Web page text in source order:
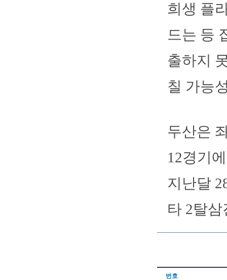
희생 플
드는 등
출하지
칠 가능
두산은
12경기
지난달
타 2탈
번호